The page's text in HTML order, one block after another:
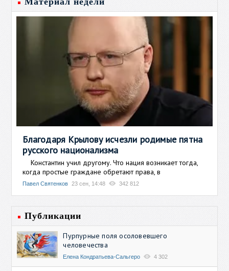
Благодаря Крылову исчезли родимые пятна
русского национализма
Константин учил другому. Что нация возникает тогда,
когда простые граждане обретают права, в
Павел Святенков 23 сен, 14:48 342 812
Публикации
Пурпурные поля осоловевшего
человечества
Елена Кондратьева-Сальгеро 4 302